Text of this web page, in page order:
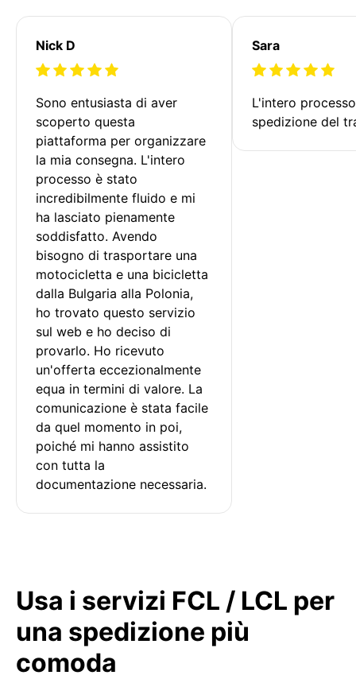
Nick D
Sono entusiasta di aver
scoperto questa
piattaforma per organizzare
la mia consegna. L'intero
processo è stato
incredibilmente fluido e mi
ha lasciato pienamente
soddisfatto. Avendo
bisogno di trasportare una
motocicletta e una bicicletta
dalla Bulgaria alla Polonia,
ho trovato questo servizio
sul web e ho deciso di
provarlo. Ho ricevuto
un'offerta eccezionalmente
equa in termini di valore. La
comunicazione è stata facile
da quel momento in poi,
poiché mi hanno assistito
con tutta la
documentazione necessaria.
Sara
L'intero
spedizione del
Usa i servizi FCL / LCL per
una spedizione più
comoda